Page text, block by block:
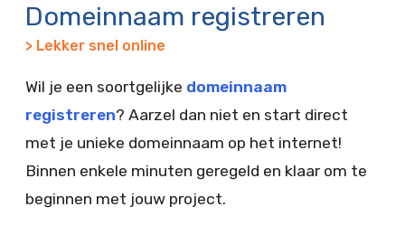
Domeinnaam registreren
> Lekker snel online
Wil je een soortgelijke domeinnaam
registreren? Aarzel dan niet en start direct
met je unieke domeinnaam op het internet!
Binnen enkele minuten geregeld en klaar om te
beginnen met jouw project.